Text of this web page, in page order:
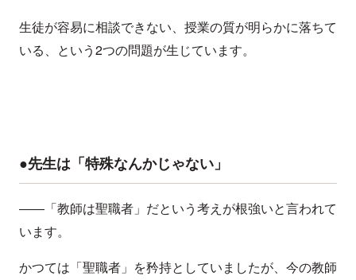
生徒が容易に相談できない、授業の質が明らかに落ちて
いる、という2つの問題が生じています。
●先生は「特殊なんかじゃない」
――「教師は聖職者」だという考えが根強いと言われて
います。
かつては「聖職者」を矜持としていましたが、今の教師